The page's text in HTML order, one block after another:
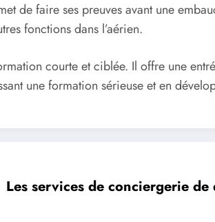
de faire ses preuves avant une
fonctions dans l’aérien.
courte et ciblée. Il offre une
une formation sérieuse et en
Les services de conciergerie de